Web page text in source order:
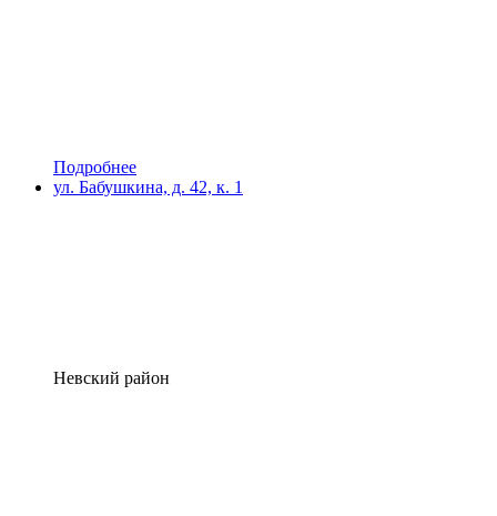
Подробнее
ул. Бабушкина, д. 42, к. 1
Невский район